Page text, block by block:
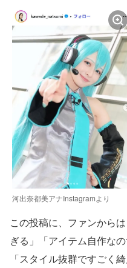
河出奈都美アナInstagramより
この投稿に、ファンから
ぎる」「アイテム自作な
「スタイル抜群ですごく